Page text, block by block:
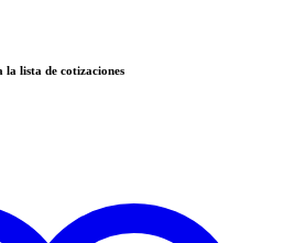
la lista de cotizaciones